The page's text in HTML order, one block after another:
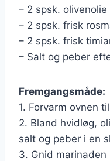
– 2 spsk. olivenolie
– 2 spsk. frisk
– 2 spsk. frisk
– Salt og peber
Fremgangsmåde:
1. Forvarm ovnen
2. Bland hvidløg,
salt og peber i en
3. Gnid